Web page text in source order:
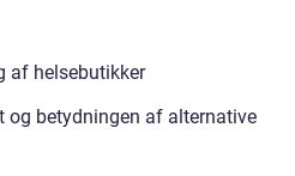
af helsebutikker
og betydningen af alternative